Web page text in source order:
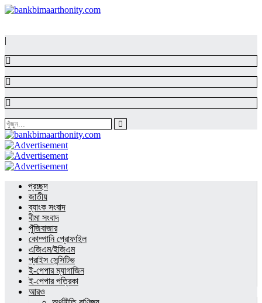
|
প্রচ্ছদ
জাতীয়
ব্যাংক সংবাদ
বীমা সংবাদ
পুঁজিবাজার
কোম্পানি প্রোফাইল
এজিএম/ইজিএম
প্রাইস সেন্সিটিভ
ই-পেপার ম্যাগাজিন
ই-পেপার পত্রিকা
আরও